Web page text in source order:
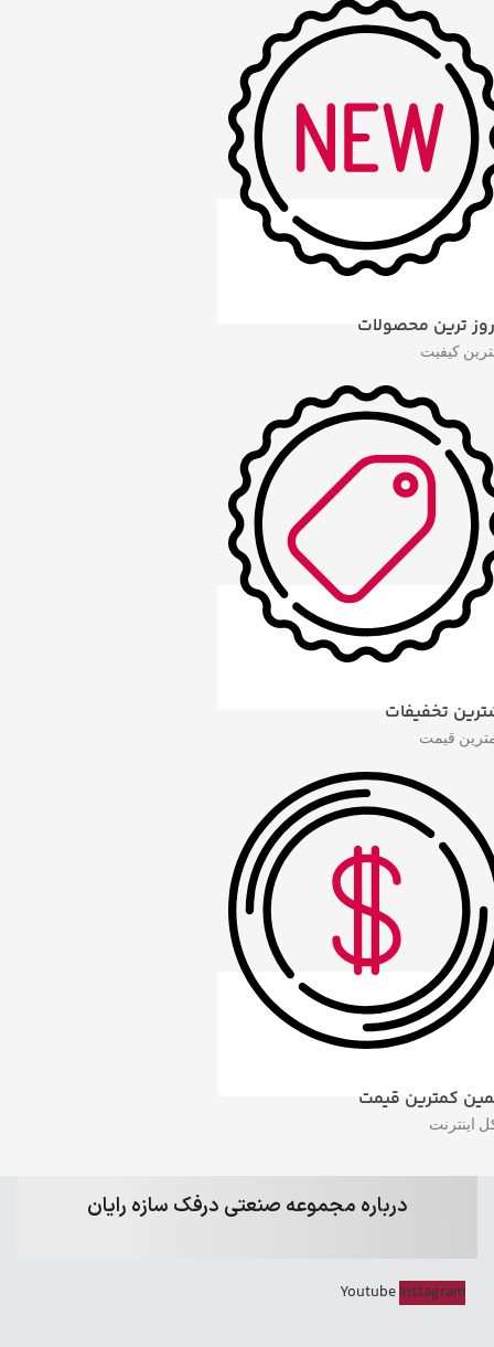
ترین محصولات
کیفیت
تخفیفات
قیمت
کمترین قیمت
اینترنت
درباره مجموعه صنعتی درفک سازه رایان
YoutubeInstagram